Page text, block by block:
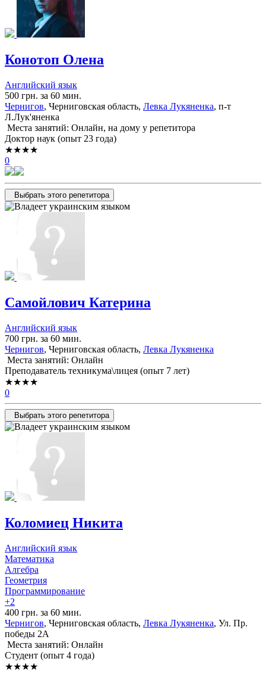
Конотоп Олена
Английский язык
500 грн. за 60 мин.
Чернигов, Черниговская область, Левка Лукяненка, п-т
Л.Лук'яненка
Места занятий: Онлайн, на дому у репетитора
Доктор наук (опыт 23 года)
★★★★
0
Выбрать этого репетитора
Самойлович Катерина
Английский язык
700 грн. за 60 мин.
Чернигов, Черниговская область, Левка Лукяненка
Места занятий: Онлайн
Преподаватель техникума\лицея (опыт 7 лет)
★★★★
0
Выбрать этого репетитора
Коломиец Никита
Английский язык
Математика
Алгебра
Геометрия
Программирование
+2
400 грн. за 60 мин.
Чернигов, Черниговская область, Левка Лукяненка, Ул. Пр.
победы 2А
Места занятий: Онлайн
Cтудент (опыт 4 года)
★★★★